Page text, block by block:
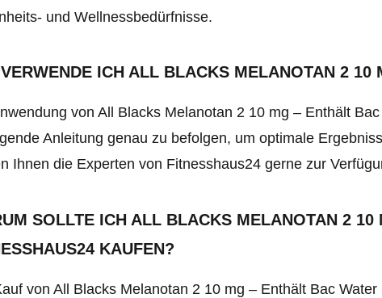
und Wellnessbedürfnisse.
ICH ALL BLACKS MELANOTAN 2 10
von All Blacks Melanotan 2 10 mg – Enthält
Anleitung genau zu befolgen, um optimale
Ihnen die Experten von Fitnesshaus24 gerne zur
SOLLTE ICH ALL BLACKS MELANOTAN 2 10
KAUFEN?
von All Blacks Melanotan 2 10 mg – Enthält Bac